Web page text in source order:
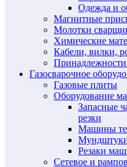
Одежда и
Магнитные
Молотки
Химические
Кабели, вилки,
Газосварочное
Газовые плиты
Оборудование
Запасные
резки
Машины
Резаки
Сетевое и